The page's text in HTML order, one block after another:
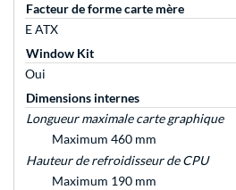
Facteur de forme carte mère
E ATX
Window Kit
Oui
Dimensions internes
Longueur maximale carte graphique
Maximum 460 mm
Hauteur de refroidisseur de CPU
Maximum 190 mm